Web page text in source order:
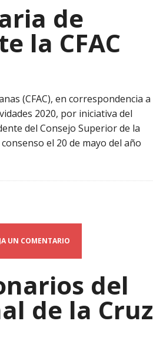
de
la CFAC
(CFAC), en correspondencia a
2020, por iniciativa del
del Consejo Superior de la
el 20 de mayo del año
UN COMENTARIO
del
de la Cruz